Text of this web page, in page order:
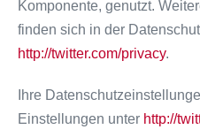
Komponente, genutzt.
finden sich in der
http://twitter.com/privacy.
Ihre
Einstellungen unter http://